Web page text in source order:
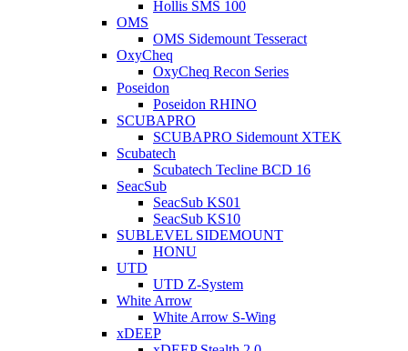
Hollis SMS 100
OMS
OMS Sidemount Tesseract
OxyCheq
OxyCheq Recon Series
Poseidon
Poseidon RHINO
SCUBAPRO
SCUBAPRO Sidemount XTEK
Scubatech
Scubatech Tecline BCD 16
SeacSub
SeacSub KS01
SeacSub KS10
SUBLEVEL SIDEMOUNT
HONU
UTD
UTD Z-System
White Arrow
White Arrow S-Wing
xDEEP